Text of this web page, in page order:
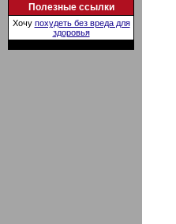
Полезные ссылки
Хочу похудеть без вреда для
здоровья